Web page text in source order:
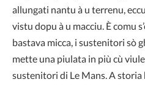
allungati nantu à u terrenu,
vistu dopu à u macciu. È comu
bastava micca, i sustenitori sò
mette una piulata in più cù
sustenitori di Le Mans. A storia